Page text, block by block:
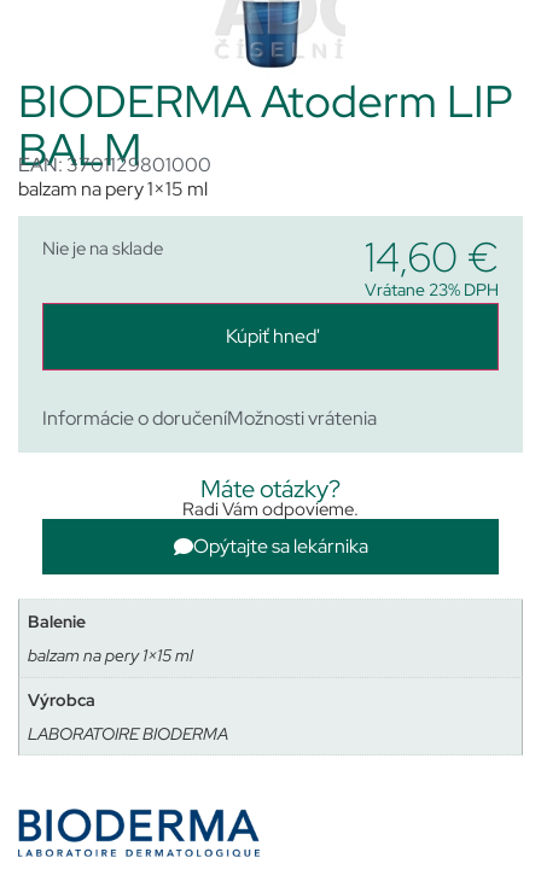
BIODERMA Atoderm LIP
BALM
EAN: 3701129801000
balzam na pery 1×15 ml
Nie je na sklade 14,60 €
Vrátane 23% DPH
Kúpiť hneď
Informácie o doručeníMožnosti vrátenia
Máte otázky?
Radi Vám odpovieme.
Opýtajte sa lekárnika
Balenie
balzam na pery 1×15 ml
Výrobca
LABORATOIRE BIODERMA